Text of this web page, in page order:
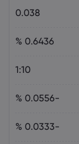
تضغط
0.038
0.6436 %
1:10
-0.0556 %
-0.0333 %